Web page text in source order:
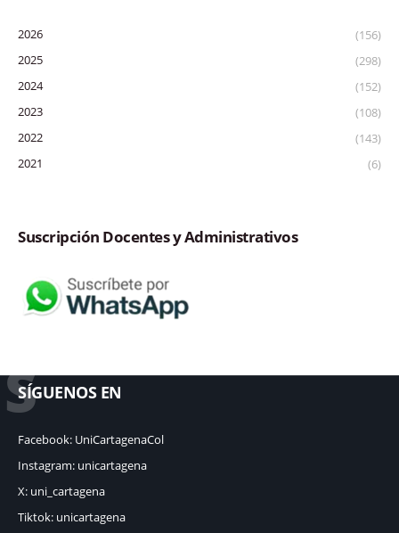
2026
(156)
2025
(298)
2024
(152)
2023
(108)
2022
(143)
2021
(6)
Suscripción Docentes y Administrativos
S
SÍGUENOS EN
Facebook: UniCartagenaCol
Instagram: unicartagena
X: uni_cartagena
Tiktok: unicartagena